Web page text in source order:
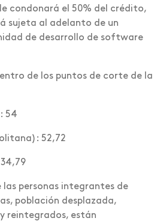
condonará el 50% del crédito,
sujeta al adelanto de un
de desarrollo de software
de los puntos de corte de la
54
52,72
las personas integrantes de
población desplazada,
reintegrados, están